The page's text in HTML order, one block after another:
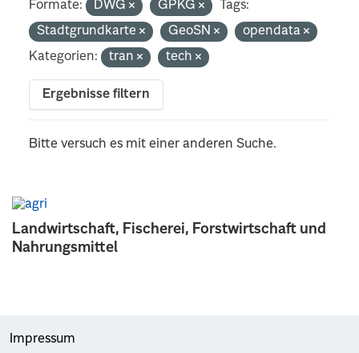
Landwirtschaft, Fischerei, Forstwirtschaft und
Nahrungsmittel
Formate: DWG GPKG
Tags:
Stadtgrundkarte
GeoSN
opendata
Kategorien:
tran tech
Ergebnisse filtern
Bitte versuch es mit einer anderen Suche.
Impressum